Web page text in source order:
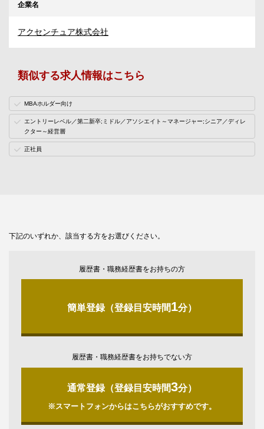
企業名
アクセンチュア株式会社
類似する求人情報はこちら
MBAホルダー向け
エントリーレベル／第二新卒;ミドル／アソシエイト～マネージャー;シニア／ディレ
クター～経営層
正社員
下記のいずれか、該当する方をお選びください。
履歴書・職務経歴書をお持ちの方
簡単登録（登録目安時間1分）
履歴書・職務経歴書をお持ちでない方
通常登録（登録目安時間3分）
※スマートフォンからはこちらがおすすめです。